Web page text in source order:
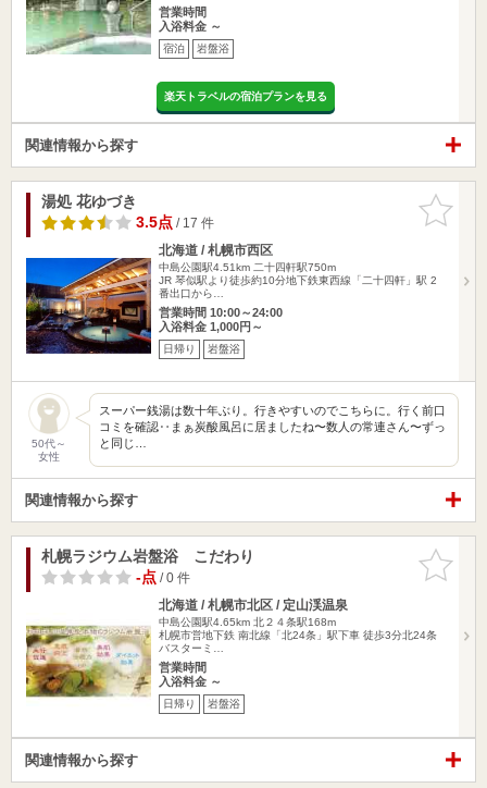
営業時間
入浴料金 ～
宿泊 岩盤浴
楽天トラベルの宿泊プランを見る
関連情報から探す
お気に入
りに追加
湯処 花ゆづき
3.5点/ 17 件
北海道 / 札幌市西区
中島公園駅4.51km 二十四軒駅750m
JR 琴似駅より徒歩約10分地下鉄東西線「二十四軒」駅 2
番出口から…
営業時間 10:00～24:00
入浴料金 1,000円～
日帰り 岩盤浴
50代～
女性
スーパー銭湯は数十年ぶり。行きやすいのでこちらに。行く前口
コミを確認‥まぁ炭酸風呂に居ましたね〜数人の常連さん〜ずっ
と同じ…
関連情報から探す
お気に入
りに追加
札幌ラジウム岩盤浴 こだわり
-点/ 0 件
北海道 / 札幌市北区 / 定山渓温泉
中島公園駅4.65km 北２４条駅168m
札幌市営地下鉄 南北線「北24条」駅下車 徒歩3分北24条
バスターミ…
営業時間
入浴料金 ～
日帰り 岩盤浴
関連情報から探す